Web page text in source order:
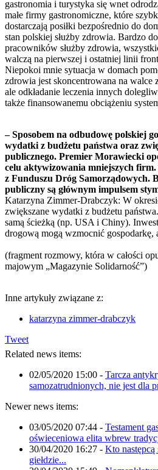
gastronomia i turystyka się wnet
małe firmy gastronomiczne, które
dostarczają posiłki bezpośrednio do
stan polskiej służby zdrowia. Bardzo
pracowników służby zdrowia,
walczą na pierwszej i ostatniej linii
Niepokoi mnie sytuacja w domach
zdrowia jest skoncentrowana na walce
ale odkładanie leczenia innych
także finansowanemu obciążeniu
– Sposobem na odbudowę polskiej
wydatki z budżetu państwa oraz
publicznego. Premier Morawiecki
celu aktywizowania mniejszych
z Funduszu Dróg Samorządowych.
publiczny są głównym impulsem
Katarzyna Zimmer-Drabczyk: W
zwiększane wydatki z budżetu
samą ścieżką (np. USA i Chiny).
drogową mogą wzmocnić gospodarkę,
(fragment rozmowy, która w całości
majowym „Magazynie Solidarność”)
Inne artykuły związane z:
katarzyna zimmer-drabczyk
Tweet
Related news items:
02/05/2020 15:00 - Tarcza
samozatrudnionych, nie jest dla
Newer news items:
03/05/2020 07:44 - Testament
oświeceniowa elita wbrew
30/04/2020 16:27 - Kto
giełdzie...